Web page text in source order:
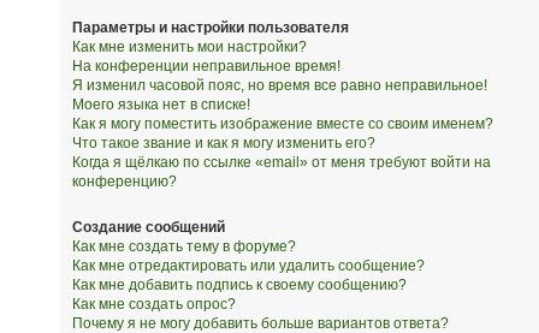
Параметры и настройки пользователя
Как мне изменить мои настройки?
На конференции неправильное время!
Я изменил часовой пояс, но время все равно неправильное!
Моего языка нет в списке!
Как я могу поместить изображение вместе со своим именем?
Что такое звание и как я могу изменить его?
Когда я щёлкаю по ссылке «email» от меня требуют войти на
конференцию?
Создание сообщений
Как мне создать тему в форуме?
Как мне отредактировать или удалить сообщение?
Как мне добавить подпись к своему сообщению?
Как мне создать опрос?
Почему я не могу добавить больше вариантов ответа?